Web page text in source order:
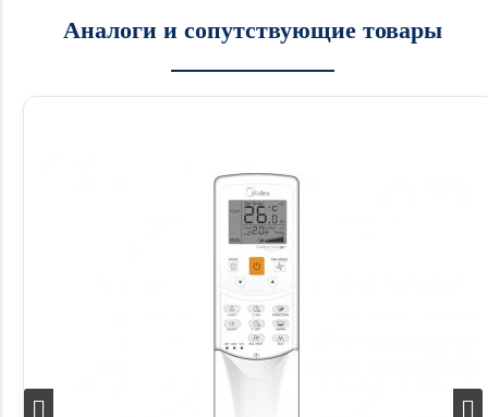
Аналоги и сопутствующие товары